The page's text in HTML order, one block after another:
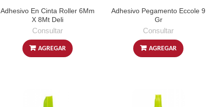
Adhesivo En Cinta Roller 6Mm
X 8Mt Deli
Consultar
AGREGAR
Adhesivo Pegamento Eccole 9
Gr
Consultar
AGREGAR